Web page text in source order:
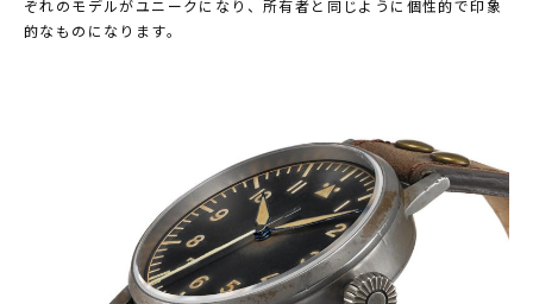
ぞれのモデルがユニークになり、所有者と同じように個性的で印象
的なものになります。